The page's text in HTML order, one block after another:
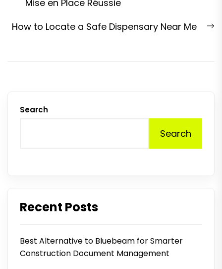
Mise en Place Réussie
How to Locate a Safe Dispensary Near Me
Search
Search
Recent Posts
Best Alternative to Bluebeam for Smarter
Construction Document Management